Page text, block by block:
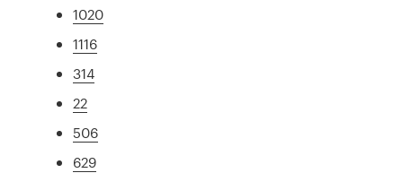
1020
1116
314
22
506
629